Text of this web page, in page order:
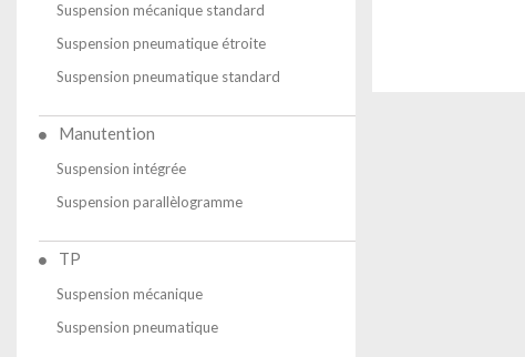
Suspension mécanique standard
Suspension pneumatique étroite
Suspension pneumatique standard
Manutention
Suspension intégrée
Suspension parallèlogramme
TP
Suspension mécanique
Suspension pneumatique